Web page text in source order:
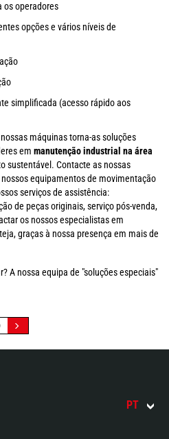
os operadores
opções e vários níveis de
simplificada (acesso rápido aos
máquinas torna-as soluções
em manutenção industrial na área
sustentável. Contacte as nossas
equipamentos de movimentação
serviços de assistência:
de peças originais, serviço pós-venda,
os nossos especialistas em
graças à nossa presença em mais de
A nossa equipa de "soluções especiais"
PT